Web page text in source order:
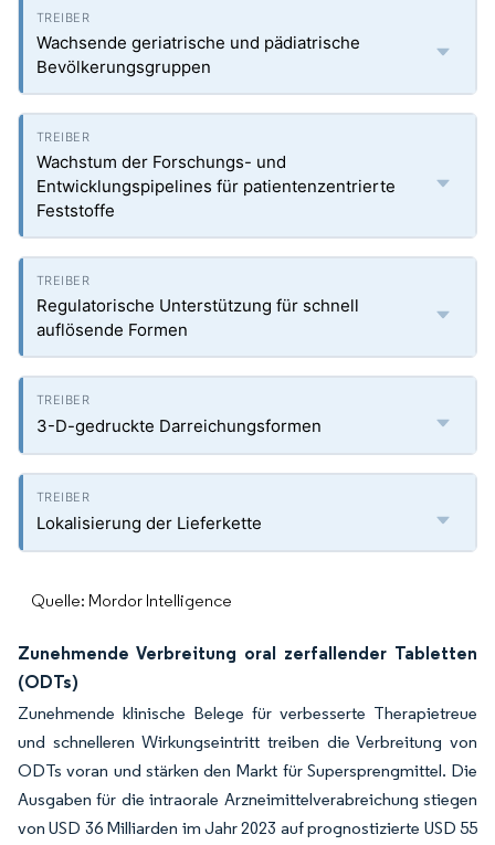
Wachsende geriatrische und pädiatrische
Bevölkerungsgruppen
Wachstum der Forschungs- und
Entwicklungspipelines für patientenzentrierte
Feststoffe
Regulatorische Unterstützung für schnell
auflösende Formen
3-D-gedruckte Darreichungsformen
Lokalisierung der Lieferkette
Quelle: Mordor Intelligence
Zunehmende Verbreitung oral zerfallender Tabletten
(ODTs)
Zunehmende klinische Belege für verbesserte Therapietreue
und schnelleren Wirkungseintritt treiben die Verbreitung von
ODTs voran und stärken den Markt für Supersprengmittel. Die
Ausgaben für die intraorale Arzneimittelverabreichung stiegen
von USD 36 Milliarden im Jahr 2023 auf prognostizierte USD 55